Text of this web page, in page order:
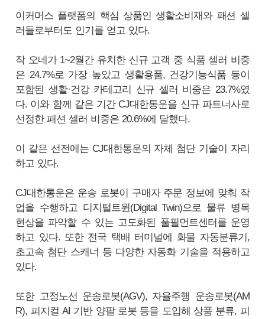
이커머스 플랫폼의 핵심 상품인 생활소비재와 패션 셀
러들로부터도 인기를 얻고 있다.
작 오네가 1~2월간 유치한 신규 고객 중 식품 셀러 비중
은 24.7%로 가장 높았고 생활용품, 건강기능식품 등이
포함된 생활·건강 카테고리 신규 셀러 비중은 23.7%였
다. 이와 함께 같은 기간 CJ대한통운을 신규 파트너사로
선정한 패션 셀러 비중은 20.6%에 달했다.
이 같은 선전에는 CJ대한통운의 자체 첨단 기술이 자리
하고 있다.
CJ대한통운은 운송 로봇이 구매자 주문 정보에 맞춰 작
업을 수행하고 디지털트윈(Digital Twin)으로 물류 병목
현상을 파악할 수 있는 고도화된 풀필먼트센터를 운영
하고 있다. 또한 전국 택배 터미널에 화물 자동분류기,
초고속 첨단 스캐너 등 다양한 자동화 기술을 적용하고
있다.
또한 고정노선 운송로봇(AGV), 자율주행 운송로봇(AM
R), 피지컬 AI 기반 양팔 로봇 등을 도입해 상품 분류, 피